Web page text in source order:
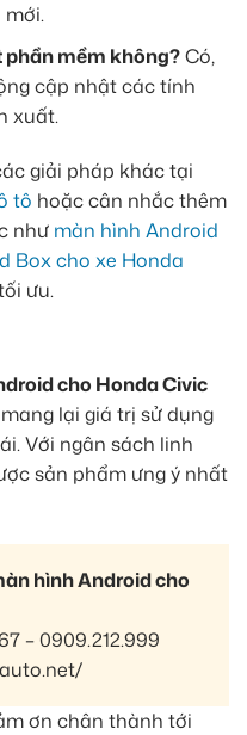
mới.
phần mềm không?Có,
cập nhật các tính
xuất.
giải pháp khác tại
tô hoặc cân nhắc thêm
như màn hình Android
Box cho xe Honda
ưu.
cho Honda Civic
lại giá trị sử dụng
Với ngân sách linh
sản phẩm ưng ý nhất
hình Android cho
– 0909.212.999
ơn chân thành tới